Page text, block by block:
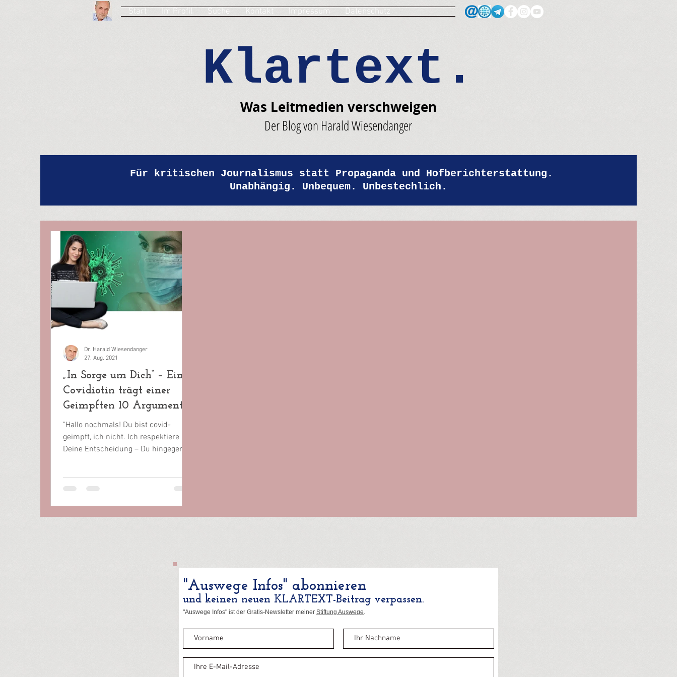
Start Im Profil Suche Kontakt Impressum Datenschutz
Klartext.
Was Leitmedien verschweigen
Der Blog von Harald Wiesendanger
Für kritischen Journalismus statt Propaganda und Hofberichterstattung.
Unabhängig. Unbequem. Unbestechlich.
„In Sorge um Dich“ – Eine
Covidiotin trägt einer
Geimpften 10 Argumente
vor
"Hallo nochmals! Du bist covid-
geimpft, ich nicht. Ich respektiere
Deine Entscheidung – Du hingegen
Dr. Harald Wiesendanger
27. Aug. 2021
"Auswege Infos" abonnieren
und keinen neuen KLARTEXT-Beitrag verpassen.
"Auswege Infos" ist der Gratis-Newsletter meiner Stiftung Auswege